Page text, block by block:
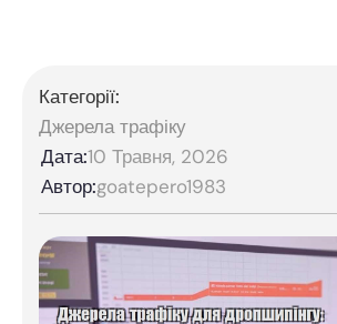
Категорії:
Джерела трафіку
Дата:10 Травня, 2026
Автор:goatepero1983